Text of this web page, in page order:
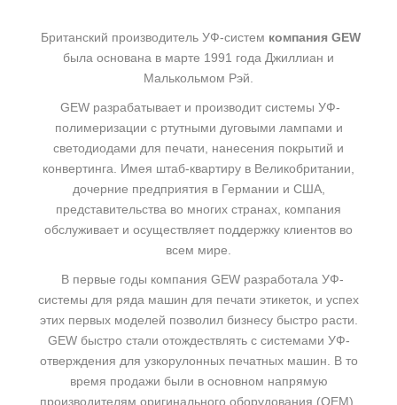
Британский производитель УФ-систем компания GEW
была основана в марте 1991 года Джиллиан и
Малькольмом Рэй.
GEW разрабатывает и производит системы УФ-
полимеризации с ртутными дуговыми лампами и
светодиодами для печати, нанесения покрытий и
конвертинга. Имея штаб-квартиру в Великобритании,
дочерние предприятия в Германии и США,
представительства во многих странах, компания
обслуживает и осуществляет поддержку клиентов во
всем мире.
В первые годы компания GEW разработала УФ-
системы для ряда машин для печати этикеток, и успех
этих первых моделей позволил бизнесу быстро расти.
GEW быстро стали отождествлять с системами УФ-
отверждения для узкорулонных печатных машин. В то
время продажи были в основном напрямую
производителям оригинального оборудования (OEM),